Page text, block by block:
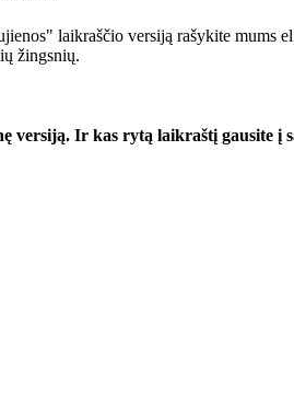
laikraščio versiją rašykite mums
žingsnių.
versiją. Ir kas rytą laikraštį gausite į